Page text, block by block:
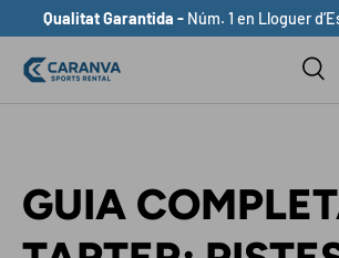
ANAR AL CONTINGUT
Qualitat Garantida - Núm. 1 en Lloguer
Cerca
GUIA